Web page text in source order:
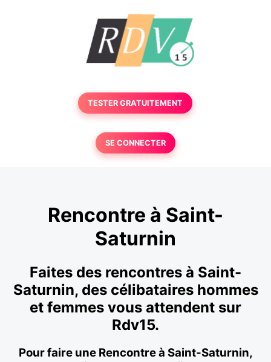
TESTER GRATUITEMENT
SE CONNECTER
Rencontre à Saint-
Saturnin
Faites des rencontres à Saint-
Saturnin, des célibataires hommes
et femmes vous attendent sur
Rdv15.
Pour faire une Rencontre à Saint-Saturnin,